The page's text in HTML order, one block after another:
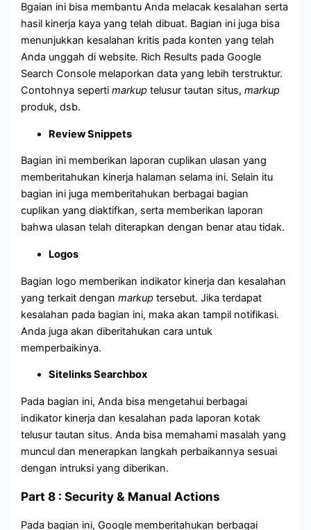
Bgaian ini bisa membantu Anda melacak kesalahan serta
hasil kinerja kaya yang telah dibuat. Bagian ini juga bisa
menunjukkan kesalahan kritis pada konten yang telah
Anda unggah di website. Rich Results pada Google
Search Console melaporkan data yang lebih terstruktur.
Contohnya sepertimarkuptelusur tautan situs,markup
produk, dsb.
Review Snippets
Bagian ini memberikan laporan cuplikan ulasan yang
memberitahukan kinerja halaman selama ini. Selain itu
bagian ini juga memberitahukan berbagai bagian
cuplikan yang diaktifkan, serta memberikan laporan
bahwa ulasan telah diterapkan dengan benar atau tidak.
Logos
Bagian logo memberikan indikator kinerja dan kesalahan
yang terkait denganmarkuptersebut. Jika terdapat
kesalahan pada bagian ini, maka akan tampil notifikasi.
Anda juga akan diberitahukan cara untuk
memperbaikinya.
Sitelinks Searchbox
Pada bagian ini, Anda bisa mengetahui berbagai
indikator kinerja dan kesalahan pada laporan kotak
telusur tautan situs. Anda bisa memahami masalah yang
muncul dan menerapkan langkah perbaikannya sesuai
dengan intruksi yang diberikan.
Part 8 : Security & Manual Actions
Pada bagian ini, Google memberitahukan berbagai